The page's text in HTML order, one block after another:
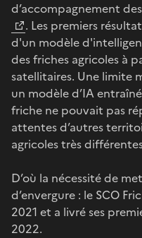
d’accompagnement
. Les premiers
d'un modèle
des friches agricoles à
satellitaires. Une limite
un modèle d’IA
friche ne pouvait pas
attentes d’autres
agricoles très
D’où la nécessité de
d’envergure : le SCO
2021 et a livré ses
2022.